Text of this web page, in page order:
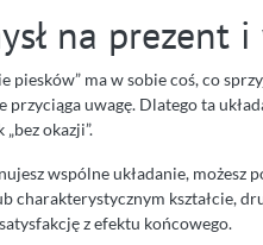
na prezent
piesków” ma w sobie coś, co
przyciąga uwagę. Dlatego ta
okazji”.
wspólne układanie,
charakterystycznym kształcie,
z efektu końcowego.